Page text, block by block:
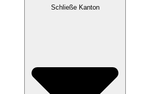
Schließe Kanton